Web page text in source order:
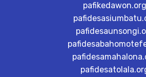
pafikedawon.org